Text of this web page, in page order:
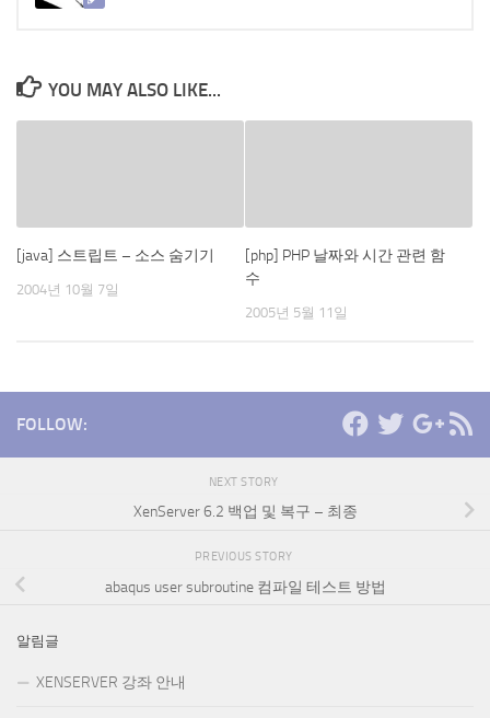
YOU MAY ALSO LIKE...
[java] 스트립트 – 소스 숨기기
2004년 10월 7일
[php] PHP 날짜와 시간 관련 함
수
2005년 5월 11일
FOLLOW:
NEXT STORY
XenServer 6.2 백업 및 복구 – 최종
PREVIOUS STORY
abaqus user subroutine 컴파일 테스트 방법
알림글
XENSERVER 강좌 안내